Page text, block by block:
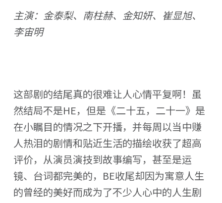
主演：金泰梨、南柱赫、金知妍、崔显旭、
李宙明
这部剧的结尾真的很难让人心情平复啊！虽
然结局不是HE，但是《二十五，二十一》是
在小瞩目的情况之下开播，并每周以当中赚
人热泪的剧情和贴近生活的描绘收获了超高
评价，从演员演技到故事编写，甚至是运
镜、台词都完美的，BE收尾却因为寓意人生
的曾经的美好而成为了不少人心中的人生剧